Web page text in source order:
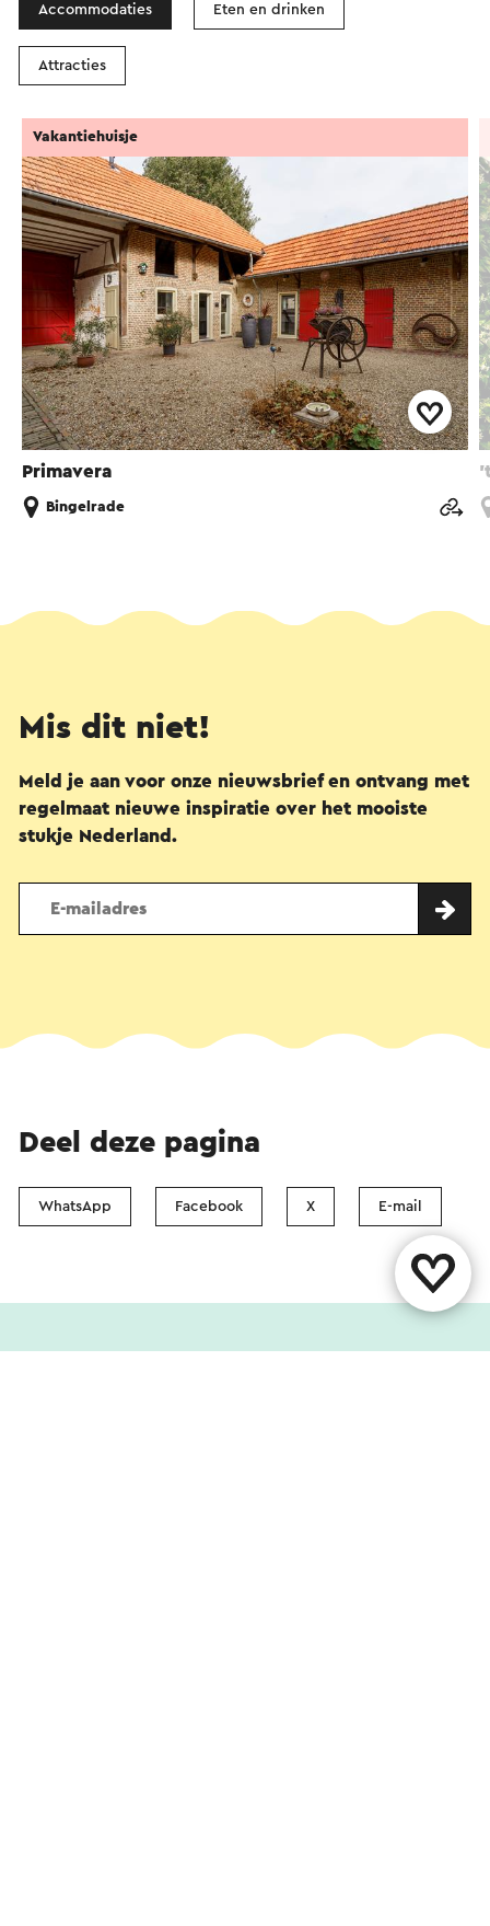
Accommodaties Eten en drinken
Attracties
Primavera
Vakantiehuisje
Bingelrade
Mis dit niet!
Meld je aan voor onze nieuwsbrief en ontvang met
regelmaat nieuwe inspiratie over het mooiste
stukje Nederland.
Deel deze pagina
WhatsApp Facebook X E-mail